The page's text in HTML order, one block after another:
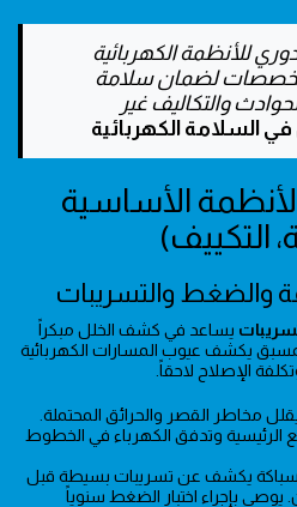
للأنظمة الكهربائية
لضمان سلامة
والتكاليف غير
السلامة الكهربائية
الأساسية
التكييف)
والضغط والتسريبات
يساعد في كشف الخلل مبكراً
يكشف عيوب المسارات الكهربائية
الإصلاح لاحقاً.
مخاطر القصر والحرائق المحتملة.
وتدفق الكهرباء في الخطوط
السباكة يكشف عن تسريبات بسيطة قبل
يوصى بإجراء اختبار الضغط سنوياً